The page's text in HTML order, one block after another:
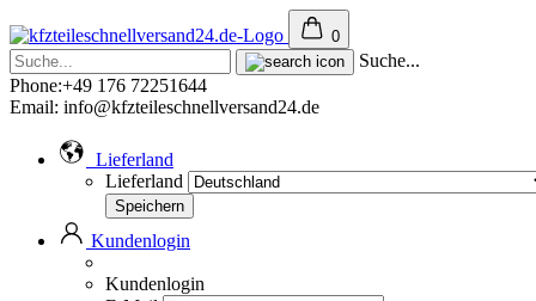
0
Suche...
Phone:+49 176 72251644
Email: info@kfzteileschnellversand24.de
Lieferland
Lieferland
Kundenlogin
Kundenlogin